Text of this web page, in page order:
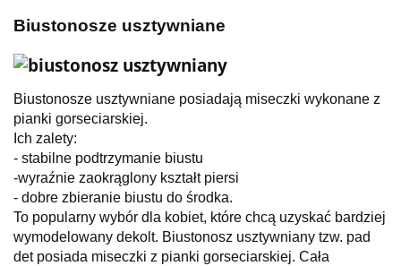
Biustonosze usztywniane
Biustonosze usztywniane posiadają miseczki wykonane z
pianki gorseciarskiej.
Ich zalety:
- stabilne podtrzymanie biustu
-wyraźnie zaokrąglony kształt piersi
- dobre zbieranie biustu do środka.
To popularny wybór dla kobiet, które chcą uzyskać bardziej
wymodelowany dekolt. Biustonosz usztywniany tzw. pad
det posiada miseczki z pianki gorseciarskiej. Cała